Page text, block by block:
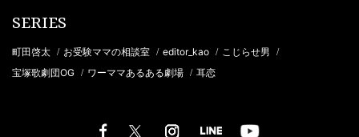
SERIES
町田啓太 / お受験ママの相談室 / editor_kao / こじらせ男 /
宝塚歌劇団OG / ワーママあるある劇場 / 耳恋